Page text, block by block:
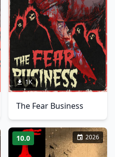
1K
The Fear Business
10.0 2026